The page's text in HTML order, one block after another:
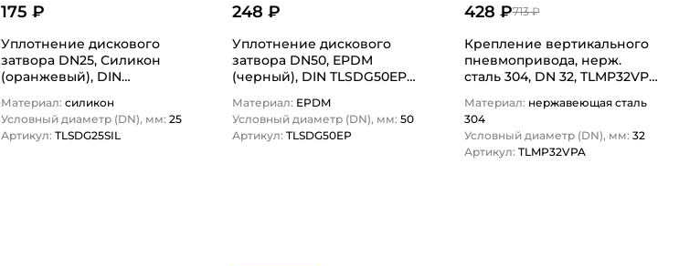
175 ₽
Уплотнение дискового
затвора DN25, Силикон
(оранжевый), DIN
Материал: силикон
Условный диаметр (DN), мм: 25
Артикул: TLSDG25SIL
248 ₽
Уплотнение дискового
затвора DN50, EPDM
(черный), DIN TLSDG50EP
Материал: EPDM
Условный диаметр (DN), мм: 50
Артикул: TLSDG50EP
713 ₽
428 ₽
Крепление вертикального
пневмопривода, нерж.
сталь 304, DN 32, TLMP32VPA
Материал: нержавеющая сталь
304
Условный диаметр (DN), мм: 32
Артикул: TLMP32VPA